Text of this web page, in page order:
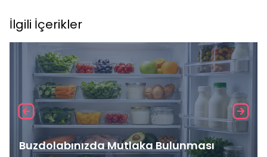
İlgili İçerikler
Buzdolabınızda Mutlaka Bulunması